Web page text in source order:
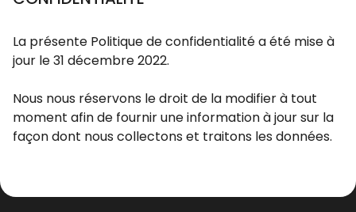
La présente Politique de confidentialité a été mise à
jour le 31 décembre 2022.
Nous nous réservons le droit de la modifier à tout
moment afin de fournir une information à jour sur la
façon dont nous collectons et traitons les données.